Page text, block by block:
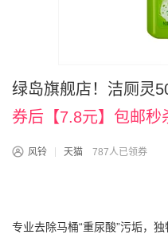
绿岛旗舰店！洁厕灵
券后【7.8元】包邮秒
风铃 天猫 787人已领券
专业去除马桶“重尿酸”污垢，